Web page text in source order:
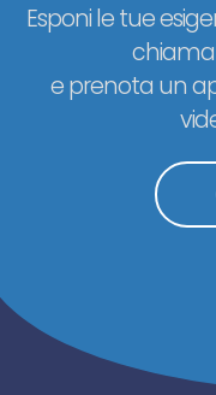
Esponi le tue
e prenota un